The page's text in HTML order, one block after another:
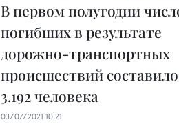
В первом полугодии
погибших в результате
дорожно-транспортных
происшествий составило
3.192 человека
03/07/2021 10:21